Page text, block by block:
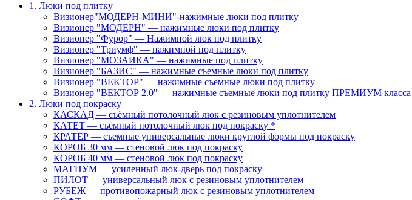
1. Люки под плитку
Визионер"МОДЕРН-МИНИ"-нажимные люки под плитку
Визионер "МОДЕРН" — нажимные люки под плитку
Визионер "Фурор" — Нажимной люк под плитку
Визионер "Триумф" — нажимной под плитку
Визионер "МОЗАИКА" — нажимные под плитку
Визионер "БАЗИС" — нажимные съемные люки под плитку
Визионер "ВЕКТОР" — нажимные съемные люки под плитку
Визионер "ВЕКТОР 2.0" — нажимные съемные люки под плитку ПРЕМИУМ класса
2. Люки под покраску
КАСКАД — съёмный потолочный люк с резиновым уплотнителем
КАТЕТ — съёмный потолочный люк под покраску *
КРАТЕР — съемные универсальные люки круглой формы под покраску
КОРОБ 30 мм — стеновой люк под покраску
КОРОБ 40 мм — стеновой люк под покраску
МАГНУМ — усиленный люк-дверь под покраску
ПИЛОТ — универсальный люк с резиновым уплотнителем
РУБЕЖ — противопожарный люк с резиновым уплотнителем